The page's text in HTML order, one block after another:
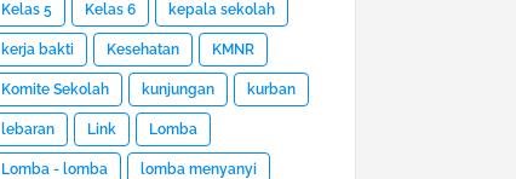
Kelas 5 Kelas 6 kepala sekolah
kerja bakti Kesehatan KMNR
Komite Sekolah kunjungan kurban
lebaran Link Lomba
Lomba - lomba lomba menyanyi